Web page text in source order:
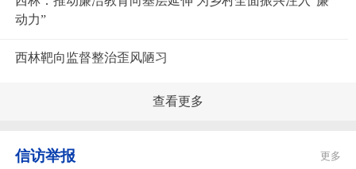
动力”
西林靶向监督整治歪风陋习
查看更多
信访举报 更多